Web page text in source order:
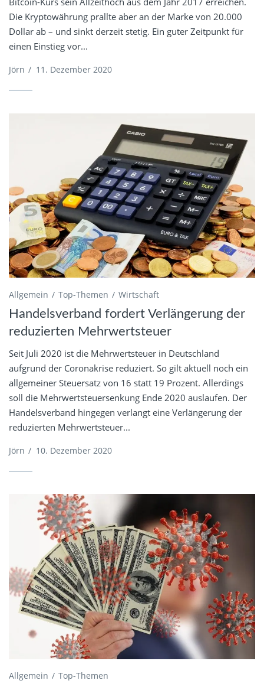
Die Kryptowährung prallte aber an der Marke von 20.000
Dollar ab – und sinkt derzeit stetig. Ein guter Zeitpunkt für
einen Einstieg vor...
Jörn / 11. Dezember 2020
Allgemein Top-Themen Wirtschaft
Handelsverband fordert Verlängerung der
reduzierten Mehrwertsteuer
Seit Juli 2020 ist die Mehrwertsteuer in Deutschland
aufgrund der Coronakrise reduziert. So gilt aktuell noch ein
allgemeiner Steuersatz von 16 statt 19 Prozent. Allerdings
soll die Mehrwertsteuersenkung Ende 2020 auslaufen. Der
Handelsverband hingegen verlangt eine Verlängerung der
reduzierten Mehrwertsteuer...
Jörn / 10. Dezember 2020
Allgemein Top-Themen